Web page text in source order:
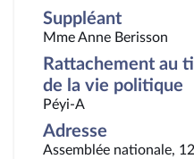
Suppléant
Mme Anne Berisson
Rattachement au
de la vie politique
Péyi-A
Adresse
Assemblée nationale,